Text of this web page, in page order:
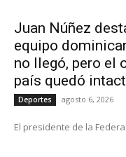
Juan Núñez
equipo
no llegó, pero el
país quedó
Deportes agosto 6, 2026
El presidente de la